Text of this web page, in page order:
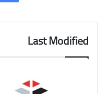
Last Modified